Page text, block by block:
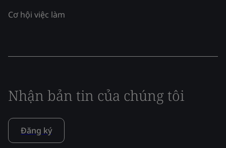
Cơ hội việc làm
Nhận bản tin của chúng tôi
Đăng ký